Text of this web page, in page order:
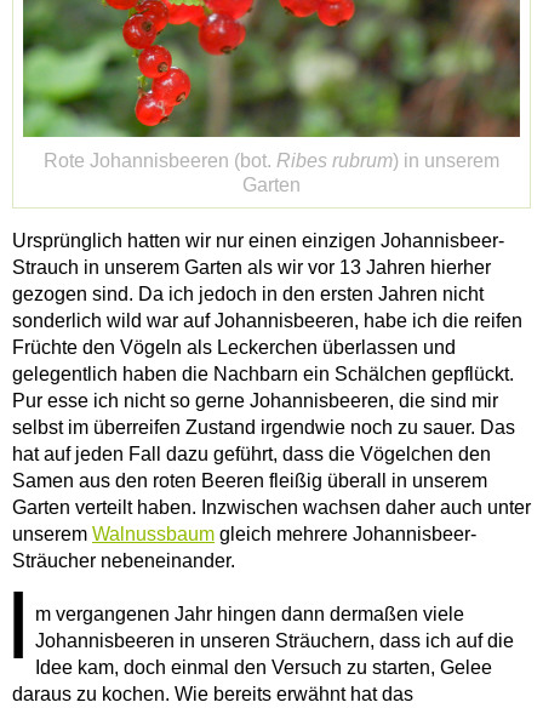
Rote Johannisbeeren (bot. Ribes rubrum) in unserem
Garten
Ursprünglich hatten wir nur einen einzigen Johannisbeer-
Strauch in unserem Garten als wir vor 13 Jahren hierher
gezogen sind. Da ich jedoch in den ersten Jahren nicht
sonderlich wild war auf Johannisbeeren, habe ich die reifen
Früchte den Vögeln als Leckerchen überlassen und
gelegentlich haben die Nachbarn ein Schälchen gepflückt.
Pur esse ich nicht so gerne Johannisbeeren, die sind mir
selbst im überreifen Zustand irgendwie noch zu sauer. Das
hat auf jeden Fall dazu geführt, dass die Vögelchen den
Samen aus den roten Beeren fleißig überall in unserem
Garten verteilt haben. Inzwischen wachsen daher auch unter
unserem Walnussbaum gleich mehrere Johannisbeer-
Sträucher nebeneinander.
I
m vergangenen Jahr hingen dann dermaßen viele
Johannisbeeren in unseren Sträuchern, dass ich auf die
Idee kam, doch einmal den Versuch zu starten, Gelee
daraus zu kochen. Wie bereits erwähnt hat das